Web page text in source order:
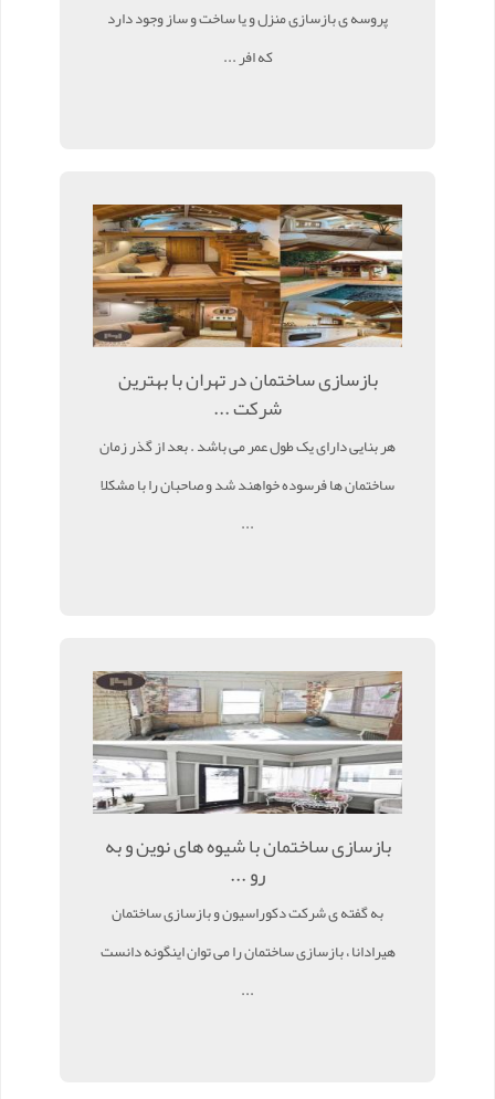
پروسه ی بازسازی منزل و یا ساخت و ساز وجود دارد
که افر ...
بازسازی ساختمان در تهران با بهترین
شرکت ...
هر بنایی دارای یک طول عمر می باشد . بعد از گذر زمان
ساختمان ها فرسوده خواهند شد و صاحبان را با مشکلا
...
بازسازی ساختمان با شیوه های نوین و به
رو ...
به گفته ی شرکت دکوراسیون و بازسازی ساختمان
هیرادانا ، بازسازی ساختمان را می توان اینگونه دانست
...